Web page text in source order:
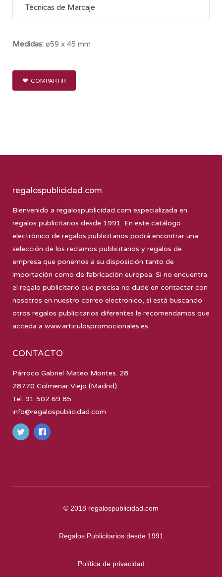
Técnicas de Marcaje
Medidas: ø59 x 45 mm
COMPARTIR
regalospublicidad.com
Bienvenido a regalospublicidad.com especializada en
regalos publicitarios desde 1991. En este catálogo
electrónico de regalos publicitarios podrá encontrar una
selección de los reclamos publicitarios y regalos de
empresa que ponemos a su disposición tanto de
importación como de fabricación europea. Si no encuentra
el regalo publicitario que precisa no dude en contactar con
nosotros en nuestro correo electrónico, si está buscando
otros regalos publicitarios diferentes le recomendamos que
acceda a www.articulospromocionales.es.
CONTACTO
Párroco Gabriel Mateo Montes. 28
28770 Colmenar Viejo (Madrid)
Tel. 91 502 69 85
info@regalospublicidad.com
© 2018 regalospublicidad.com
Regalos Publicitarios desde 1991
Política de privacidad